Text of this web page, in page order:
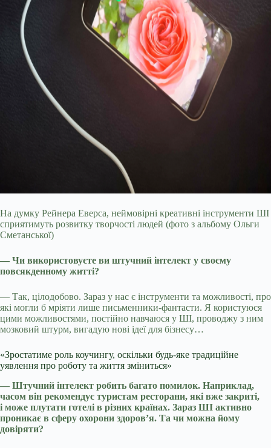
На думку Рейнера Еверса, неймовірні креативні інструменти ШІ
сприятимуть розвитку творчості людей (фото з альбому Ольги
Сметанської)
— Чи використовуєте ви штучний інтелект у своєму
повсякденному житті?
— Так, цілодобово. Зараз у нас є інструменти та можливості, про
які могли б мріяти лише письменники-фантасти. Я користуюся
цими можливостями, постійно навчаюся у ШІ, проводжу з ним
мозковий штурм, вигадую нові ідеї для бізнесу…
«Зростатиме роль коучингу, оскільки будь-яке традиційне
уявлення про роботу та життя зміниться»
— Штучний інтелект робить багато помилок. Наприклад,
часом він рекомендує туристам ресторани, які вже закриті,
і може плутати готелі в різних країнах. Зараз ШІ активно
проникає в сферу охорони здоров’я. Та чи можна йому
довіряти?